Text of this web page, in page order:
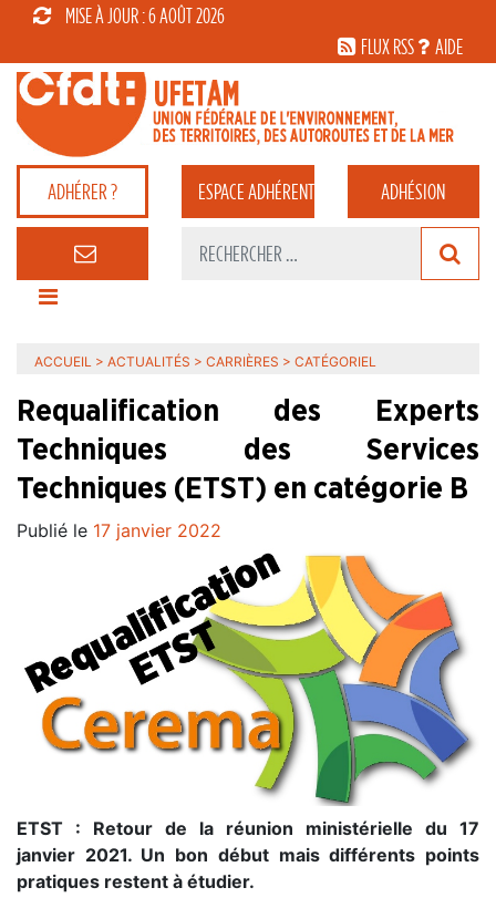
MISE À JOUR : 6 AOÛT 2026
FLUX RSS
AIDE
ADHÉRER ? ESPACEADHÉRENT ADHÉSION
ACCUEIL > ACTUALITÉS > CARRIÈRES > CATÉGORIEL
Requalification des Experts
Techniques des Services
Techniques (ETST) en catégorie B
Publié le 17 janvier 2022
ETST : Retour de la réunion ministérielle du 17
janvier 2021. Un bon début mais différents points
pratiques restent à étudier.